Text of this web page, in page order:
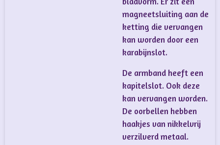
magneetsluiting aan de
ketting die vervangen
kan worden door een
karabijnslot.
De armband heeft een
kapitelslot. Ook deze
kan vervangen worden.
De oorbellen hebben
haakjes van nikkelvrij
verzilverd metaal.